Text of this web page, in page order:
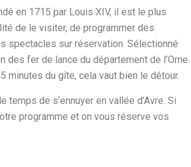
en 1715 par Louis XIV, il est le plus
de le visiter, de programmer des
spectacles sur réservation. Sélectionné
des fer de lance du département de l’Orne.
minutes du gîte, cela vaut bien le détour.
de s’ennuyer en vallée d’Avre. Si
programme et on vous réserve vos